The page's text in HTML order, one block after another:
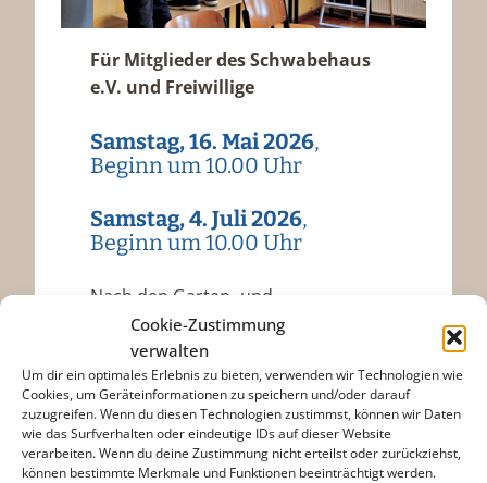
Cookie-Zustimmung
verwalten
Um dir ein optimales Erlebnis zu bieten, verwenden wir Technologien wie
Cookies, um Geräteinformationen zu speichern und/oder darauf
zuzugreifen. Wenn du diesen Technologien zustimmst, können wir Daten
wie das Surfverhalten oder eindeutige IDs auf dieser Website
verarbeiten. Wenn du deine Zustimmung nicht erteilst oder zurückziehst,
können bestimmte Merkmale und Funktionen beeinträchtigt werden.
Für Mitglieder des Schwabehaus
e.V. und Freiwillige
Samstag, 16. Mai 2026,
Beginn um 10.00 Uhr
Samstag, 4. Juli 2026,
Beginn um 10.00 Uhr
Nach den Garten- und
Reparaturarbeiten, findet der
obligatorische Schwabehaus-Brunch
mit gemütlichem Austausch statt.